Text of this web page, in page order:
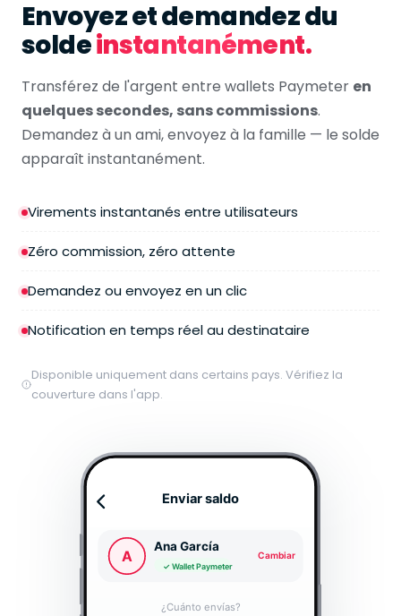
Envoyez et demandez du
soldeinstantanément.
Transférez de l'argent entre wallets Paymeter en
quelques secondes, sans commissions.
Demandez à un ami, envoyez à la famille — le solde
apparaît instantanément.
Virements instantanés entre utilisateurs
Zéro commission, zéro attente
Demandez ou envoyez en un clic
Notification en temps réel au destinataire
Disponible uniquement dans certains pays. Vérifiez la
couverture dans l'app.